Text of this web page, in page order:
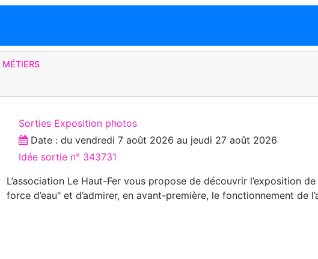
MÉTIERS
Sorties Exposition photos
Date : du vendredi 7 août 2026 au jeudi 27 août 2026
Idée sortie n° 343731
L’association Le Haut-Fer vous propose de découvrir l’exposition
force d’eau" et d’admirer, en avant-première, le fonctionnement de